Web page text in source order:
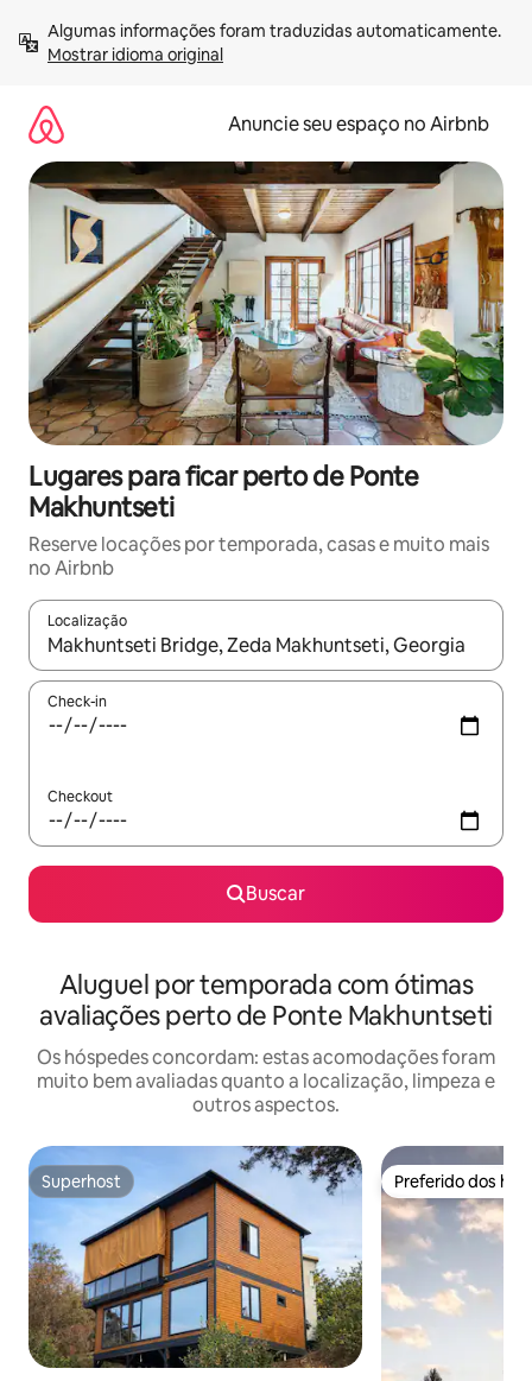
para
Mostrar idioma original
Anuncie seu espaço no Airbnb
Lugares para ficar perto de Ponte
Makhuntseti
Reserve locações por temporada, casas e muito mais
no Airbnb
Localização
Quando os resultados estiverem disponíveis, explore-os
Check-in
Checkout
Buscar
Aluguel por temporada com ótimas
avaliações perto de Ponte Makhuntseti
Os hóspedes concordam: estas acomodações foram
muito bem avaliadas quanto a localização, limpeza e
outros aspectos.
Superhost
Superhost Preferido dos
Preferido dos